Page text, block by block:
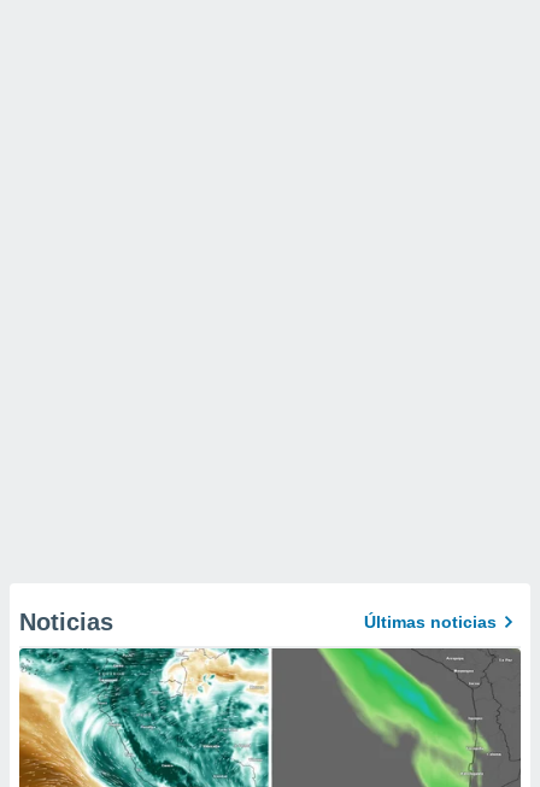
Noticias Últimas noticias